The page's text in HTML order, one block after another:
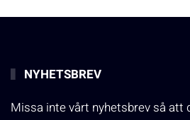
NYHETSBREV
Missa inte vårt nyhetsbrev så att